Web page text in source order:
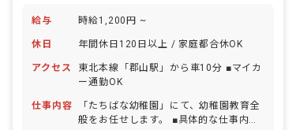
給与 時給1,200円 ~
休日 年間休日120日以上 / 家庭都合休OK
アクセス
東北本線「郡山駅」から車10分 ■マイカ
ー通勤OK
仕事内容
「たちばな幼稚園」にて、幼稚園教育全
般をお任せします。 ■具体的な仕事内容